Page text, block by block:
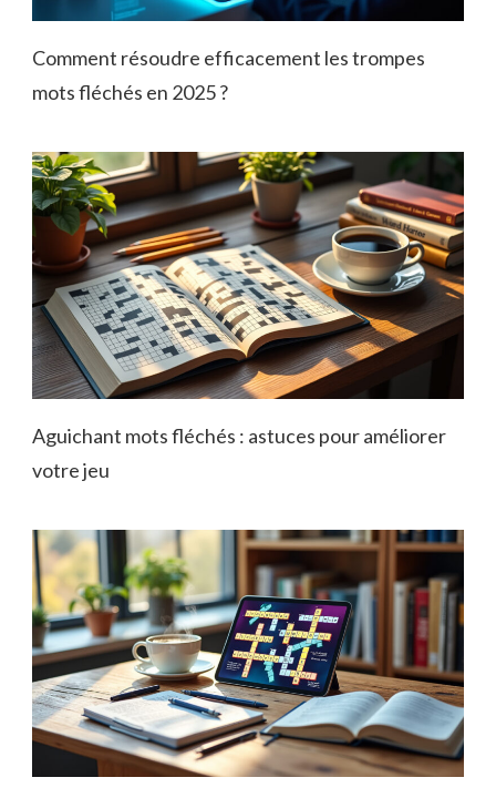
Comment résoudre efficacement les trompes
mots fléchés en 2025 ?
Aguichant mots fléchés : astuces pour améliorer
votre jeu